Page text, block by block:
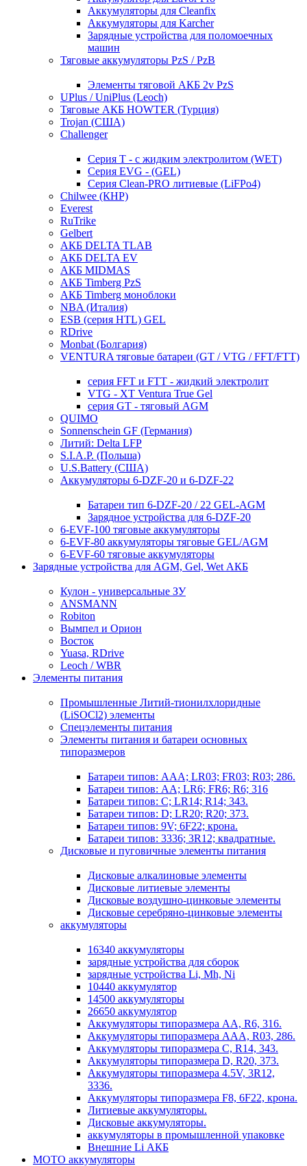
Аккумуляторы для Cleanfix
Аккумуляторы для Karcher
Зарядные устройства для поломоечных
машин
Тяговые аккумуляторы PzS / PzB
Элементы тяговой АКБ 2v PzS
UPlus / UniPlus (Leoch)
Тяговые АКБ HOWTER (Турция)
Trojan (США)
Challenger
Серия T - с жидким электролитом (WET)
Серия EVG - (GEL)
Серия Clean-PRO литиевые (LiFPo4)
Chilwee (КНР)
Everest
RuTrike
Gelbert
АКБ DELTA TLAB
АКБ DELTA EV
АКБ MIDMAS
АКБ Timberg PzS
АКБ Timberg моноблоки
NBA (Италия)
ESB (серия HTL) GEL
RDrive
Monbat (Болгария)
VENTURA тяговые батареи (GT / VTG / FFT/FTT)
серия FFT и FTT - жидкий электролит
VTG - XT Ventura True Gel
серия GT - тяговый AGM
QUIMO
Sonnenschein GF (Германия)
Литий: Delta LFP
S.I.A.P. (Польша)
U.S.Battery (США)
Аккумуляторы 6-DZF-20 и 6-DZF-22
Батареи тип 6-DZF-20 / 22 GEL-AGM
Зарядное устройства для 6-DZF-20
6-EVF-100 тяговые аккумуляторы
6-EVF-80 аккумуляторы тяговые GEL/AGM
6-EVF-60 тяговые аккумуляторы
Зарядные устройства для AGM, Gel, Wet АКБ
Кулон - универсальные ЗУ
ANSMANN
Robiton
Вымпел и Орион
Восток
Yuasa, RDrive
Leoch / WBR
Элементы питания
Промышленные Литий-тионилхлоридные
(LiSOCl2) элементы
Спецэлементы питания
Элементы питания и батареи основных
типоразмеров
Батареи типов: AAA; LR03; FR03; R03; 286.
Батареи типов: AA; LR6; FR6; R6; 316
Батареи типов: C; LR14; R14; 343.
Батареи типов: D; LR20; R20; 373.
Батареи типов: 9V; 6F22; крона.
Батареи типов: 3336; 3R12; квадратные.
Дисковые и пуговичные элементы питания
Дисковые алкалиновые элементы
Дисковые литиевые элементы
Дисковые воздушно-цинковые элементы
Дисковые серебряно-цинковые элементы
аккумуляторы
16340 аккумуляторы
зарядные устройства для сборок
зарядные устройства Li, Mh, Ni
10440 аккумулятор
14500 аккумуляторы
26650 аккумулятор
Аккумуляторы типоразмера АА, R6, 316.
Аккумуляторы типоразмера ААА, R03, 286.
Аккумуляторы типоразмера С, R14, 343.
Аккумуляторы типоразмера D, R20, 373.
Аккумуляторы типоразмера 4.5V, 3R12,
3336.
Аккумуляторы типоразмера F8, 6F22, крона.
Литиевые аккумуляторы.
Дисковые аккумуляторы.
аккумуляторы в промышленной упаковке
Внешние Li АКБ
МОТО аккумуляторы